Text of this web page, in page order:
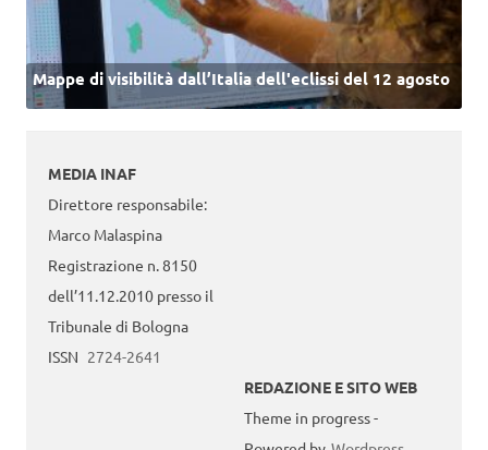
Mappe di visibilità dall’Italia dell'eclissi del 12 agosto
MEDIA INAF
Direttore responsabile:
Marco Malaspina
Registrazione n. 8150
dell’11.12.2010 presso il
Tribunale di Bologna
ISSN 2724-2641
REDAZIONE E SITO WEB
Theme in progress -